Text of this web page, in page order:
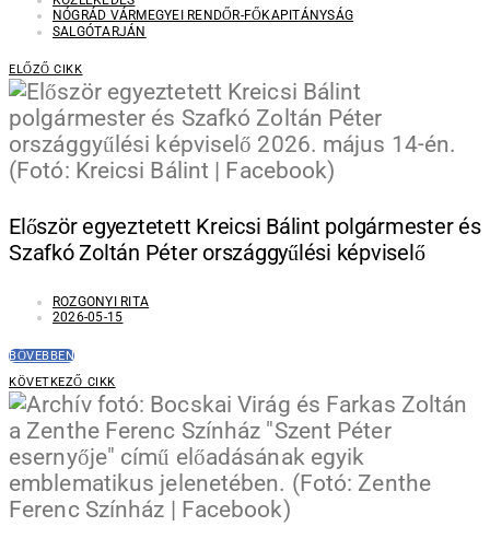
NÓGRÁD VÁRMEGYEI RENDŐR-FŐKAPITÁNYSÁG
SALGÓTARJÁN
ELŐZŐ CIKK
Először egyeztetett Kreicsi Bálint polgármester és
Szafkó Zoltán Péter országgyűlési képviselő
ROZGONYI RITA
2026-05-15
BŐVEBBEN
KÖVETKEZŐ CIKK